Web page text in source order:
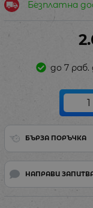
Безплатна
до 7 раб.
БЪРЗА ПОРЪЧКА
НАПРАВИ